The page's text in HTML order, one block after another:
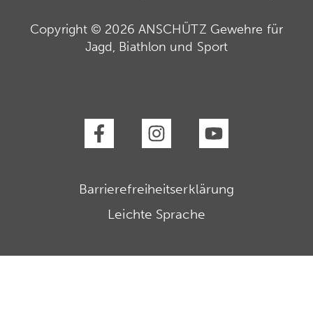
Copyright © 2026 ANSCHÜTZ Gewehre für
Jagd, Biathlon und Sport
Barrierefreiheitserklärung
Leichte Sprache